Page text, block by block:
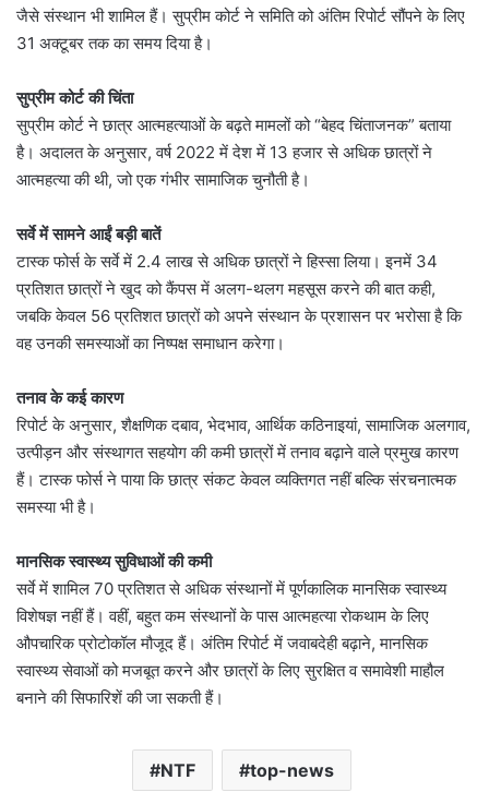
जैसे संस्थान भी शामिल हैं। सुप्रीम कोर्ट ने समिति को अंतिम रिपोर्ट सौंपने के लिए
31 अक्टूबर तक का समय दिया है।
सुप्रीम कोर्ट की चिंता
सुप्रीम कोर्ट ने छात्र आत्महत्याओं के बढ़ते मामलों को “बेहद चिंताजनक” बताया
है। अदालत के अनुसार, वर्ष 2022 में देश में 13 हजार से अधिक छात्रों ने
आत्महत्या की थी, जो एक गंभीर सामाजिक चुनौती है।
सर्वे में सामने आईं बड़ी बातें
टास्क फोर्स के सर्वे में 2.4 लाख से अधिक छात्रों ने हिस्सा लिया। इनमें 34
प्रतिशत छात्रों ने खुद को कैंपस में अलग-थलग महसूस करने की बात कही,
जबकि केवल 56 प्रतिशत छात्रों को अपने संस्थान के प्रशासन पर भरोसा है कि
वह उनकी समस्याओं का निष्पक्ष समाधान करेगा।
तनाव के कई कारण
रिपोर्ट के अनुसार, शैक्षणिक दबाव, भेदभाव, आर्थिक कठिनाइयां, सामाजिक अलगाव,
उत्पीड़न और संस्थागत सहयोग की कमी छात्रों में तनाव बढ़ाने वाले प्रमुख कारण
हैं। टास्क फोर्स ने पाया कि छात्र संकट केवल व्यक्तिगत नहीं बल्कि संरचनात्मक
समस्या भी है।
मानसिक स्वास्थ्य सुविधाओं की कमी
सर्वे में शामिल 70 प्रतिशत से अधिक संस्थानों में पूर्णकालिक मानसिक स्वास्थ्य
विशेषज्ञ नहीं हैं। वहीं, बहुत कम संस्थानों के पास आत्महत्या रोकथाम के लिए
औपचारिक प्रोटोकॉल मौजूद हैं। अंतिम रिपोर्ट में जवाबदेही बढ़ाने, मानसिक
स्वास्थ्य सेवाओं को मजबूत करने और छात्रों के लिए सुरक्षित व समावेशी माहौल
बनाने की सिफारिशें की जा सकती हैं।
NTF top-news